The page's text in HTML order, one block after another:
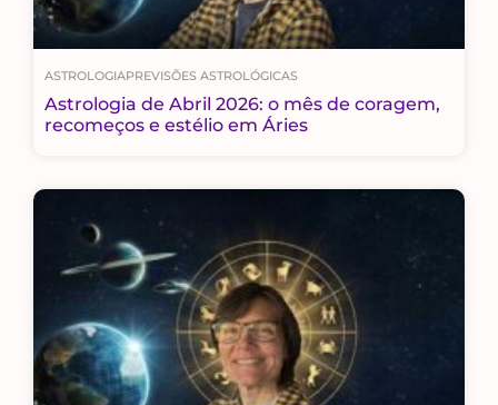
ASTROLOGIAPREVISÕES ASTROLÓGICAS
Astrologia de Abril 2026: o mês de coragem,
recomeços e estélio em Áries